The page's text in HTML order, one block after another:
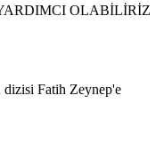
OLABİLİRİZ
dizisi Fatih Zeynep'e